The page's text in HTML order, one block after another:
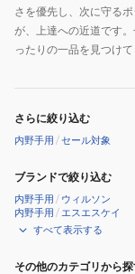
さを優先し、次に守る
が、上達への近道です
ったりの一品を見つけて
さらに絞り込む
内野手用 /セール対象
ブランドで絞り込む
内野手用 / ウィルソン
内野手用 /エスエスケイ
すべて表示する
その他のカテゴリから